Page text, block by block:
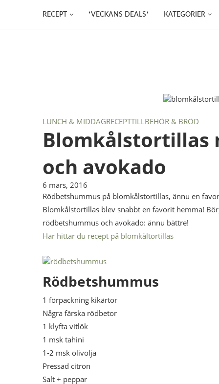
RECEPT *VECKANS DEALS* KATEGORIER
LUNCH & MIDDAGRECEPTTILLBEHÖR & BRÖD
Blomkålstortillas
och avokado
6 mars, 2016
Rödbetshummus på blomkålstortillas, ännu en
Blomkålstortillas blev snabbt en favorit hemma!
rödbetshummus och avokado: ännu bättre!
Här hittar du recept på blomkåltortillas
Rödbetshummus
1 förpackning kikärtor
Några färska rödbetor
1 klyfta vitlök
1 msk tahini
1-2 msk olivolja
Pressad citron
Salt + peppar